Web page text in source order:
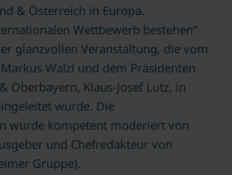
& Österreich in Europa.
Wettbewerb bestehen“
glanzvollen Veranstaltung, die vom
Walzl und dem Präsidenten
Oberbayern, Klaus-Josef Lutz, in
wurde. Die
wurde kompetent moderiert von
und Chefredakteur von
Gruppe).